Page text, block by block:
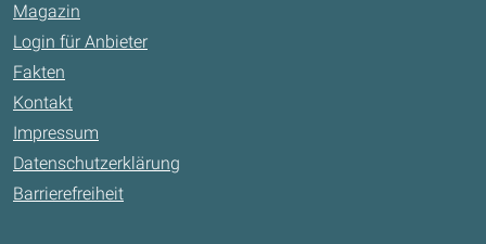
Magazin
Login für Anbieter
Fakten
Kontakt
Impressum
Datenschutzerklärung
Barrierefreiheit